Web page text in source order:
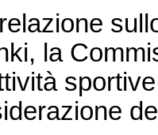
la